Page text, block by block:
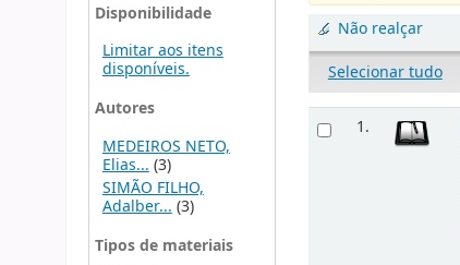
Disponibilidade
Limitar aos itens
disponíveis.
Autores
MEDEIROS NETO,
Elias... (3)
SIMÃO FILHO,
Adalber...(3)
Tipos de materiais
Não realçar
Selecionar tudo
1.